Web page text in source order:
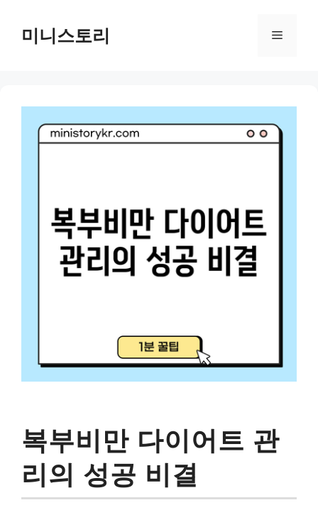
content미니스토리 Menu
복부비만 다이어트 관
리의 성공 비결